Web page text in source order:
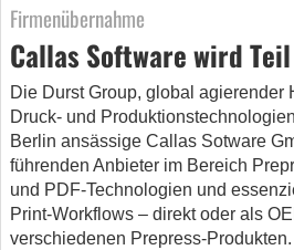
Firmenübernahme
Callas Software wird
Die Durst Group, global agierender
Druck- und
Berlin ansässige Callas Sotware
führenden Anbieter im Bereich
und PDF-Technologien und
Print-Workflows – direkt oder als
verschiedenen Prepress-Produkten.